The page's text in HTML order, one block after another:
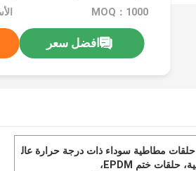
MOQ：1000
افضل سعر
حلقات مطاطية سوداء ذات درجة حرارة عال
ية، حلقات ختم EPDM،